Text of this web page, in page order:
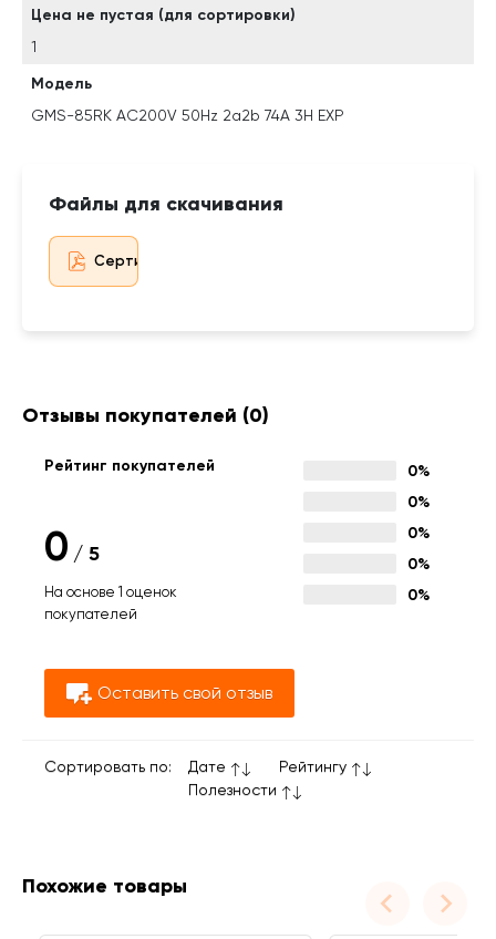
Цена не пустая (для сортировки)
1
Модель
GMS-85RK AC200V 50Hz 2a2b 74A 3H EXP
Файлы для скачивания
Сертификат дистрибьютора
Отзывы покупателей (0)
Рейтинг покупателей
0 / 5
На основе 1 оценок
покупателей
0%
0%
0%
0%
0%
Оставить свой отзыв
Сортировать по: Дате
Рейтингу
Полезности
Похожие товары